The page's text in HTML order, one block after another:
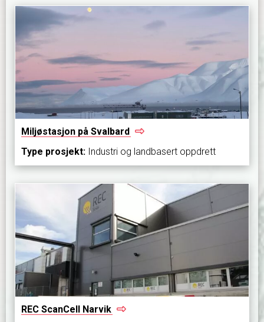
Miljøstasjon på Svalbard
Type prosjekt: Industri og landbasert oppdrett
REC ScanCell Narvik